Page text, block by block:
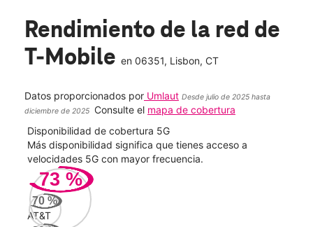
Rendimiento de la red de
T-Mobile en 06351, Lisbon, CT
Datos proporcionados por Umlaut Desde julio de 2025 hasta
diciembre de 2025
Consulte el mapa de cobertura
Disponibilidad de cobertura 5G
Más disponibilidad significa que tienes acceso a
velocidades 5G con mayor frecuencia.
73 %
70 %
AT&T